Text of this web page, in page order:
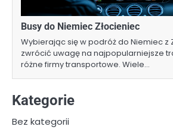
Busy do Niemiec Złocieniec
Wybierając się w podróż do Niemiec z
zwrócić uwagę na najpopularniejsze
różne firmy transportowe. Wiele…
Kategorie
Bez kategorii